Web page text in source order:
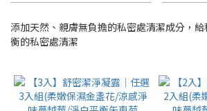
添加天然、親膚無負擔的私密處清潔成分，
衡的私密處清潔